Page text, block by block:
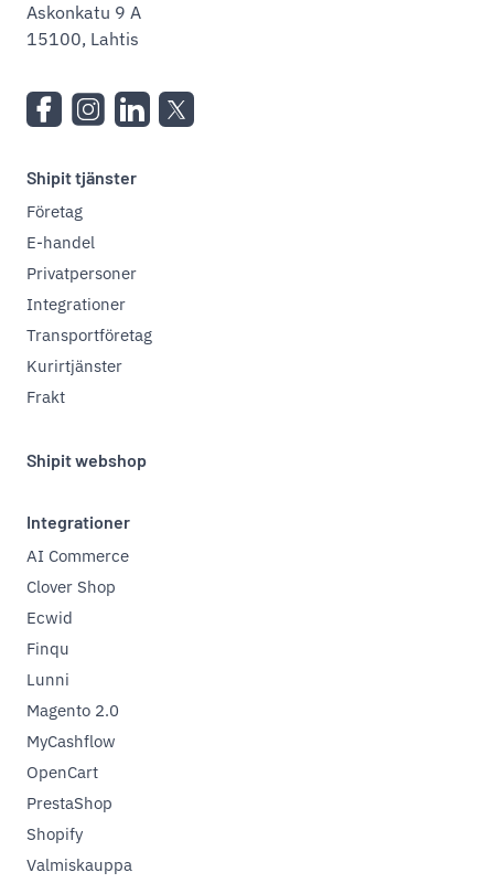
Askonkatu 9 A
15100, Lahtis
Shipit tjänster
Företag
E-handel
Privatpersoner
Integrationer
Transportföretag
Kurirtjänster
Frakt
Shipit webshop
Integrationer
AI Commerce
Clover Shop
Ecwid
Finqu
Lunni
Magento 2.0
MyCashflow
OpenCart
PrestaShop
Shopify
Valmiskauppa